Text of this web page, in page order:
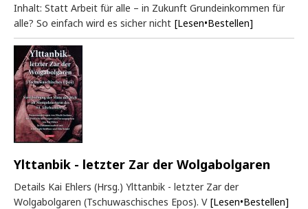
Inhalt: Statt Arbeit für alle – in Zukunft Grundeinkommen für
alle? So einfach wird es sicher nicht [Lesen•Bestellen]
Ylttanbik - letzter Zar der Wolgabolgaren
Details Kai Ehlers (Hrsg.) Ylttanbik - letzter Zar der
Wolgabolgaren (Tschuwaschisches Epos). V [Lesen•Bestellen]